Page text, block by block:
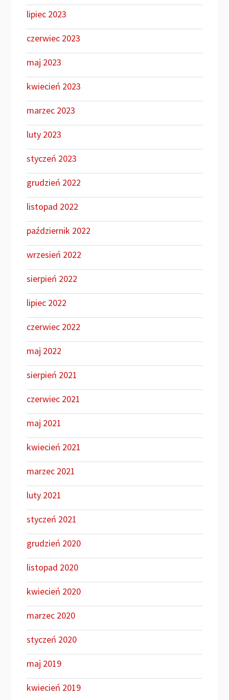
lipiec 2023
czerwiec 2023
maj 2023
kwiecień 2023
marzec 2023
luty 2023
styczeń 2023
grudzień 2022
listopad 2022
październik 2022
wrzesień 2022
sierpień 2022
lipiec 2022
czerwiec 2022
maj 2022
sierpień 2021
czerwiec 2021
maj 2021
kwiecień 2021
marzec 2021
luty 2021
styczeń 2021
grudzień 2020
listopad 2020
kwiecień 2020
marzec 2020
styczeń 2020
maj 2019
kwiecień 2019